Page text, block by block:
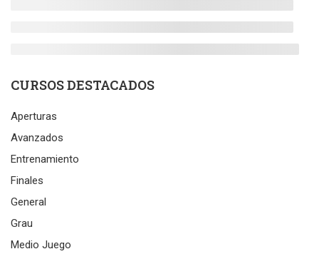
CURSOS DESTACADOS
Aperturas
Avanzados
Entrenamiento
Finales
General
Grau
Medio Juego